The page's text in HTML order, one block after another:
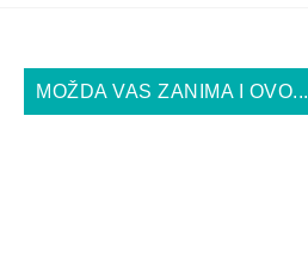
MOŽDA VAS ZANIMA I OVO...